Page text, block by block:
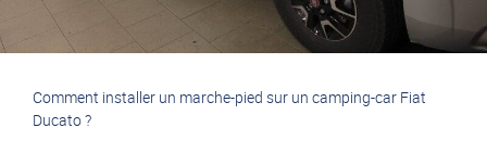
Comment installer un marche-pied sur un camping-car Fiat
Ducato ?